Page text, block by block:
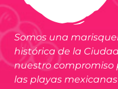
Somos una
histórica de la
nuestro compromiso
las playas